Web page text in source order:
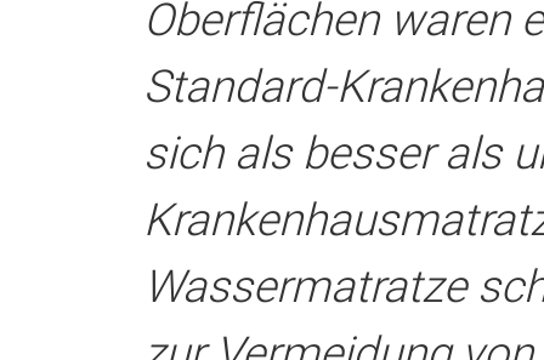
Oberflächen waren
Standard-
sich als besser als
Wassermatratze